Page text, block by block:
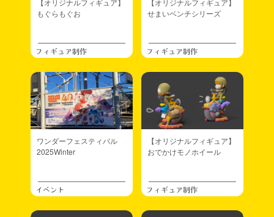
【オリジナルフィギュア】
もぐらもぐお
フィギュア制作
【オリジナルフィギュア】
せまいベンチシリーズ
フィギュア制作
ワンダーフェスティバル
2025Winter
イベント
【オリジナルフィギュア】
おでかけモノホイール
フィギュア制作